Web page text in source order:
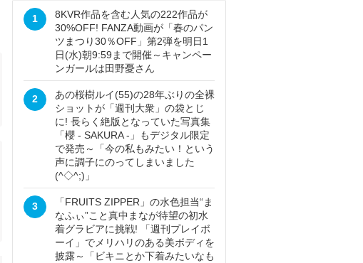
1
8KVR作品を含む人気の222作品が
30%OFF! FANZA動画が「春のパン
ツまつり30％OFF」第2弾を明日1
日(水)朝9:59まで開催～キャンペー
ンガールは田野憂さん
2
あの桜樹ルイ(55)の28年ぶりの全裸
ショットが「週刊大衆」の袋とじ
に! 長らく絶版となっていた写真集
「櫻 - SAKURA -」もデジタル限定
で発売～「今の私もみたい！という
声に調子にのってしまいました
(^◇^;)」
3
「FRUITS ZIPPER」の水色担当“ま
なふぃ”こと真中まなが待望の初水
着グラビアに挑戦! 「週刊プレイボ
ーイ」でメリハリのある美ボディを
披露～「ビキニとか下着みたいなも